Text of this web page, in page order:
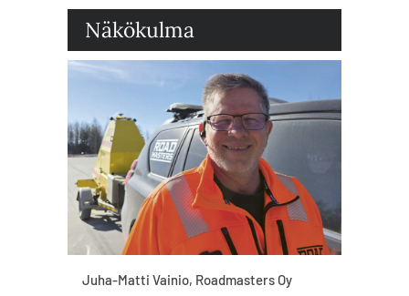
Näkökulma
Juha-Matti Vainio, Roadmasters Oy